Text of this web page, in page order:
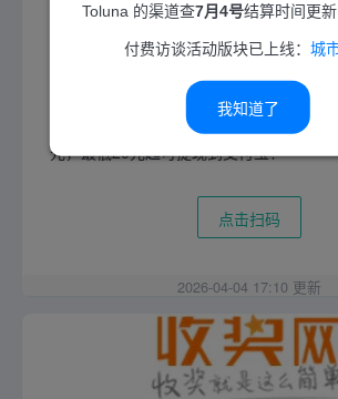
Toluna 的渠道查7月4号结算时间更新
付费访谈活动版块已上线： 城
我知道了
（已跑路？）手机挂机（需要各种权限
录屏（刷购物软件、看商品、下单等行
果要做，本站建议你单独用一部手机来
P（搞些小号）都要有，不然没有活动可
元，最低20元起可提现到支付宝！
点击扫码
2026-04-04 17:10 更新